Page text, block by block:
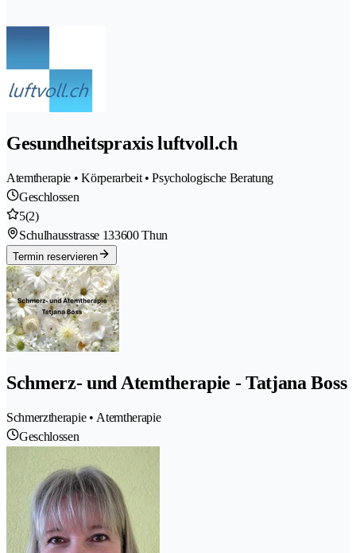
Gesundheitspraxis luftvoll.ch
Atemtherapie • Körperarbeit • Psychologische Beratung
Geschlossen
5(2)
Schulhausstrasse 133600 Thun
Termin reservieren
Schmerz- und Atemtherapie - Tatjana Boss
Schmerztherapie • Atemtherapie
Geschlossen